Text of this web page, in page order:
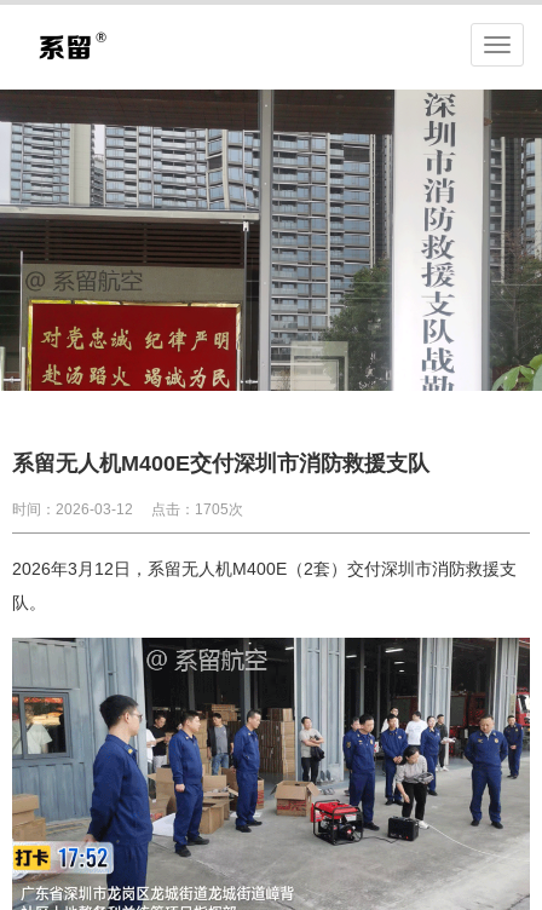
系留无人机M400E交付深圳市消防救援支队
时间：2026-03-12 点击：1705次
2026年3月12日， 系留无人机M400E（2套）交付深圳市消防救援支
队。